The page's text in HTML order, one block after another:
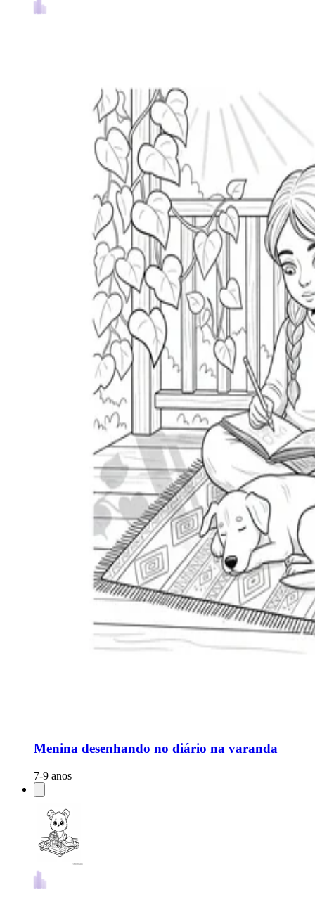
Menina desenhando no diário na varanda
7-9 anos